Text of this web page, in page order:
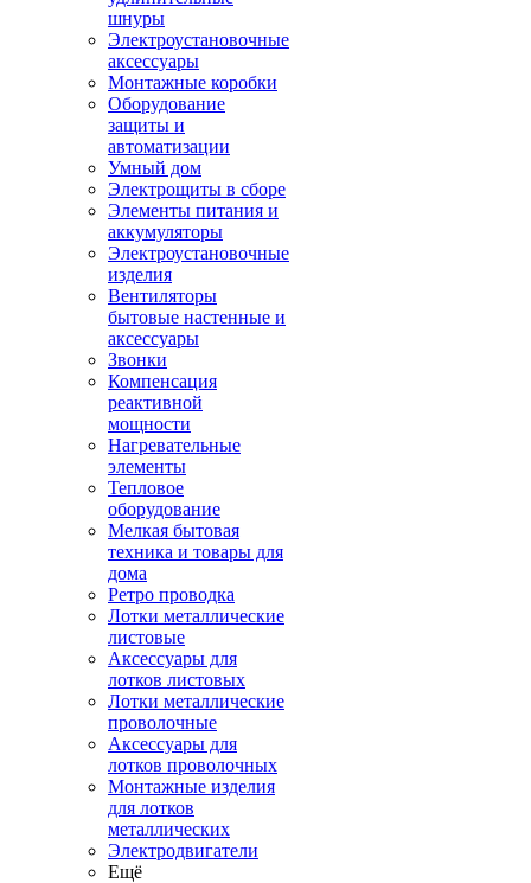
шнуры
Электроустановочные
аксессуары
Монтажные коробки
Оборудование
защиты и
автоматизации
Умный дом
Электрощиты в сборе
Элементы питания и
аккумуляторы
Электроустановочные
изделия
Вентиляторы
бытовые настенные и
аксессуары
Звонки
Компенсация
реактивной
мощности
Нагревательные
элементы
Тепловое
оборудование
Мелкая бытовая
техника и товары для
дома
Ретро проводка
Лотки металлические
листовые
Аксессуары для
лотков листовых
Лотки металлические
проволочные
Аксессуары для
лотков проволочных
Монтажные изделия
для лотков
металлических
Электродвигатели
Ещё